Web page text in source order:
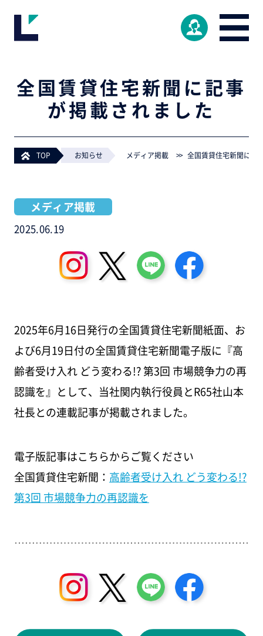
全国賃貸住宅新聞に記事
が掲載されました
TOP > お知らせ メディア掲載 > 全国賃貸住宅新聞に記
メディア掲載
2025.06.19
2025年6月16日発行の全国賃貸住宅新聞紙面、お
よび6月19日付の全国賃貸住宅新聞電子版に『高
齢者受け入れ どう変わる!? 第3回 市場競争力の再
認識を』として、当社関内執行役員とR65社山本
社長との連載記事が掲載されました。
電子版記事はこちらからご覧ください
全国賃貸住宅新聞： 高齢者受け入れ どう変わる!?
第3回 市場競争力の再認識を